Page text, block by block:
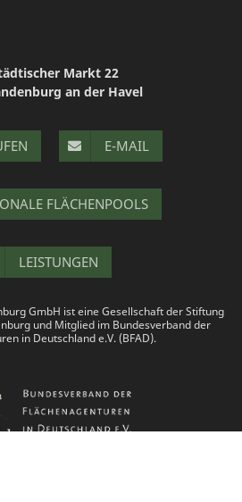
Markt 22
an der Havel
E-MAIL
GmbH ist eine Gesellschaft der Stiftung
und Mitglied im Bundesverband der
in Deutschland e.V. (BFAD).
FLÄCHENPOOLS
LEISTUNGEN